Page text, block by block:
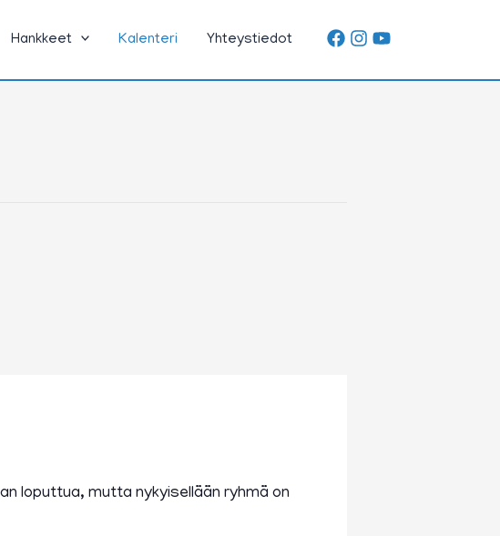
Hankkeet Kalenteri Yhteystiedot
loputtua, mutta nykyisellään ryhmä on